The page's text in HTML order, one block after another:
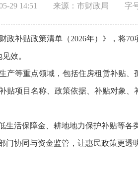
29 14:51 来源：市财政局 字号
补贴政策清单（2026年）》，将
效。
产等重点领域，包括住房租赁补贴
贴项目名称、政策依据、补贴对象
生活保障金、耕地地力保护补贴等
门协同与资金监管，让惠民政策更